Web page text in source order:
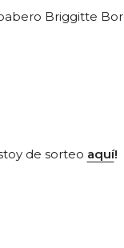
Briggitte
de sorteo aquí!